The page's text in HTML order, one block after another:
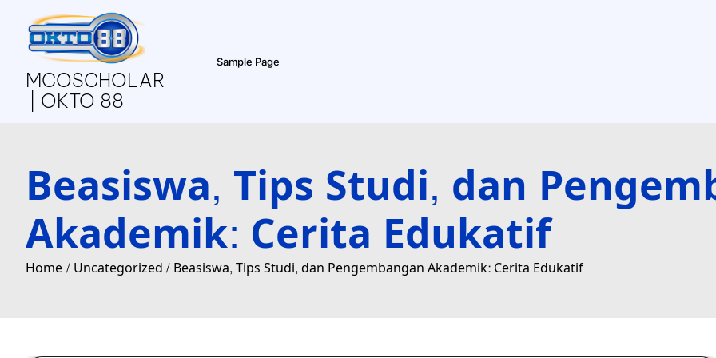
content
MCOSCHOLAR
| OKTO 88
Sample Page
Beasiswa, Tips Studi, dan
Akademik: Cerita Edukatif
Home Uncategorized Beasiswa, Tips Studi, dan Pengembangan Akademik: Cerita Edukatif